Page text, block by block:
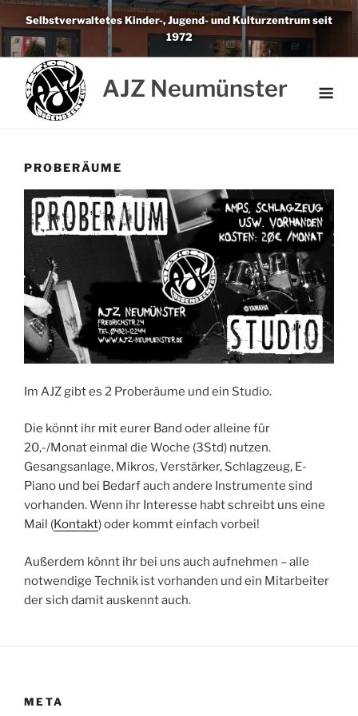
Weiter
zum
Inhalt
Selbstverwaltetes Kinder-, Jugend- und Kulturzentrum seit
1972
AJZ Neumünster
PROBERÄUME
Im AJZ gibt es 2 Proberäume und ein Studio.
Die könnt ihr mit eurer Band oder alleine für
20,-/Monat einmal die Woche (3Std) nutzen.
Gesangsanlage, Mikros, Verstärker, Schlagzeug, E-
Piano und bei Bedarf auch andere Instrumente sind
vorhanden. Wenn ihr Interesse habt schreibt uns eine
Mail (Kontakt) oder kommt einfach vorbei!
Außerdem könnt ihr bei uns auch aufnehmen – alle
notwendige Technik ist vorhanden und ein Mitarbeiter
der sich damit auskennt auch.
META